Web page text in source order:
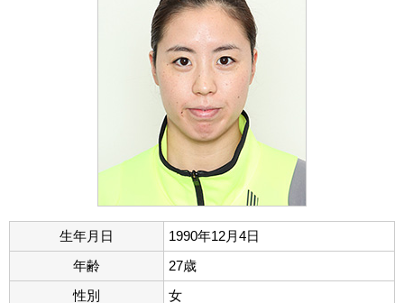
生年月日
1990年12月4日
年齢
27歳
性別
女